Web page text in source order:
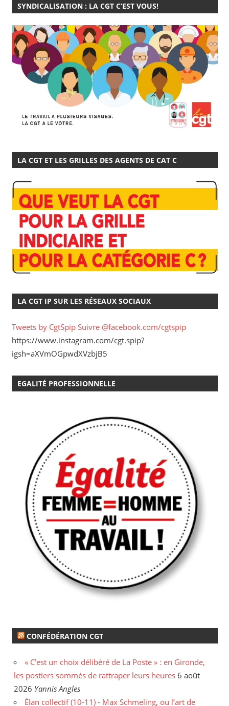
SYNDICALISATION : LA CGT C’EST VOUS!
LA CGT ET LES GRILLES DES AGENTS DE CAT C
LA CGT IP SUR LES RÉSEAUX SOCIAUX
Tweets by CgtSpip Suivre @facebook.com/cgtspip
https://www.instagram.com/cgt.spip?
igsh=aXVmOGpwdXVzbjB5
EGALITÉ PROFESSIONNELLE
CONFÉDÉRATION CGT
« C’est un choix délibéré de La Poste » : en Gironde,
les postiers sommés de rattraper leurs heures 6 août
2026 Yannis Angles
Élan collectif (10-11) - Max Schmeling, ou l’art de